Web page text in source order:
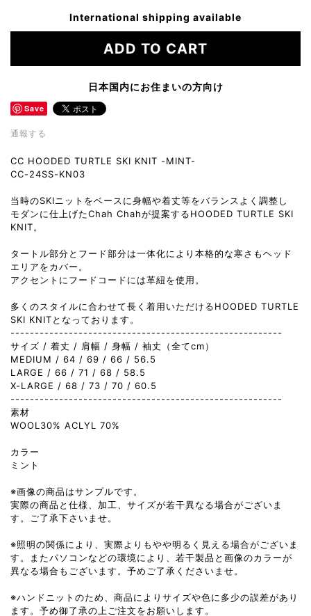
International shipping available
ADD TO CART
日本国内にお住まいの方向け
Save
通報する
CC HOODED TURTLE SKI KNIT -MINT-
CC-24SS-KN03
当時のSKIニットをベースに身幅や着丈等をバランスよく調整し
モダンに仕上げたChah Chahが提案するHOODED TURTLE SKI
KNIT。
タートル部分とフード部分は一体化により本格的な寒さもヘッド
エリアをカバー。
アクセントにフードコードには革紐を使用。
多くのスタイルに合わせて長く着用いただけるHOODED TURTLE
SKI KNITとなっております。
--------------------------------------------------------
サイズ / 着丈 / 肩幅 / 身幅 / 袖丈（全てcm）
MEDIUM / 64 / 69 / 66 / 56.5
LARGE / 66 / 71 / 68 / 58.5
X-LARGE / 68 / 73 / 70 / 60.5
--------------------------------------------------------
素材
WOOL30% ACLYL 70%
カラー
ミント
※画像の商品はサンプルです。
実際の商品と仕様、加工、サイズが若干異なる場合がございま
す。ご了承下さいませ。
※照明の関係により、実際よりもやや明るく見える場合がございま
す。またパソコンなどの環境により、若干製品と画像のカラーが
異なる場合もございます。予めご了承くださいませ。
※ハンドニットのため、商品によりサイズや色に多少の誤差があり
ます。予め御了承の上ご注文をお願いします。